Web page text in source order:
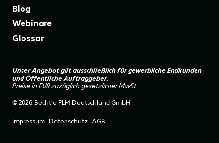
Blog
Webinare
Glossar
Unser Angebot gilt ausschließlich für gewerbliche Endkunden
und Öffentliche Auftraggeber.
Preise in EUR zuzüglich gesetzlicher MwSt.
© 2026 Bechtle PLM Deutschland GmbH
Impressum Datenschutz AGB